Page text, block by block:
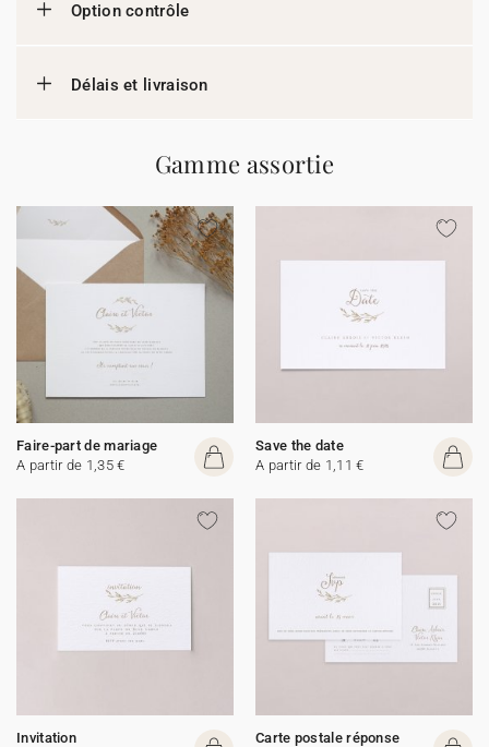
Option contrôle
Délais et livraison
Gamme assortie
Faire-part de mariage
A partir de 1,35 €
Save the date
A partir de 1,11 €
Invitation
Carte postale réponse